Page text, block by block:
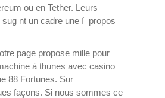
ou en Tether. Leurs
sug nt un cadre une í propos
page propose mille pour
à thunes avec casino
88 Fortunes. Sur
façons. Si nous sommes ce